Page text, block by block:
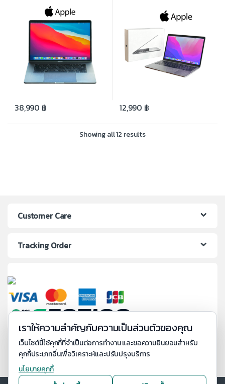
38,990 ฿ 12,990 ฿
Showing all 12 results
Customer Care
Tracking Order
เราให้ความสำคัญกับความเป็นส่วนตัวของคุณ
เว็บไซต์นี้ใช้คุกกี้ที่จำเป็นต่อการทำงาน และขอความยินยอมสำหรับ
คุกกี้ประเภทอื่นเพื่อวิเคราะห์และปรับปรุงบริการ
นโยบายคุกกี้